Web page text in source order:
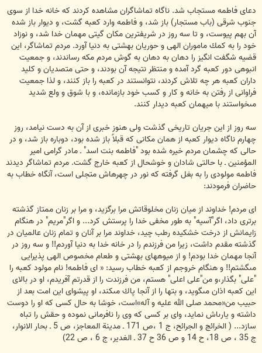
دعاى فاطمه مستجاب شد. ناگاه تماشاگران مشاهده كردند كه خانه خدا از سوى
جنوب شرقى (باب مستجار) باز شد، و فاطمه وارد كعبه گشت، و ديوار باز شده
آن بهم پيوست، و تا سه روز در شريفترين مكان گيتى مهمان خدا شد، و نوزاد
خود را به كمك ماموران الهى و حوريان بهشتى به دنيا آورد. مردم تماشاگر، اين
قضيه شگفت انگيز را دهان به دهان به گوش مردم مكه رساندند، و جمعيت
انبوهى دور كعبه گرد آمده و منتظر نتيجه آن بودند، و حتى متصديان و كليد
داران كعبه هر چه تلاش كردند، نتوانستند در كعبه را باز كنند، و لذا جمعيت
فراوانى از رفتن به خانه و كار و كسب خود بازمانده، و با شوق و ولع شديد
مى‏خواستند با ميهمان كعبه ديدار كنند.
سه روز از اين جريان تاريخى گذشت ولى هنوز خبرى از آن به دست نيامد، روز
چهارم ناگاه ديوار كعبه از همان مكانى كه قبلاً باز شده بود، دوباره باز شد، و در
حالى كه چشمان مردم خيره شده بود "فاطمه بنت اسد" ـ مادر گرامى امير
المؤمنين ـ با حالتى شادان و خوشحال از كعبه خارج گشت. مردم تماشاگر ديدند
فاطمه مولودى را به بغل گرفته كه نور در چهره‏اش متجلى است، آنگاه خطاب به
حاضران فرمودند:
اى مردم! خداوند از ميان زنان مخلوقاتش مرا برگزيد، و مرا بر زنان ممتاز گذشته
برترى داد، اگر"آسيه" به طور مخفى خدا را پرستش كرد... و اگر"مريم" در هنگام
زايمانش از درخت‏ خشكيده رطب چيد، خداوند مرا بر آنان و تمام زنان عالميان در
گذشته مقدم داشت، زيرا من فرزندم را در خانه ‏خدا به دنيا آوردم!! و سه روز در
آنجا مهمان خدا بودم! و از ميوه‏هاى بهشتى و طعام مخصوص الهى پذيرايى
مى‏گشتم!! و هنگام خروجم از كعبه خطاب رسيد: « اى فاطمه! نام مولود كعبه را
"على" بگذار،و من"على اعلى" هستم، من فرزندت را از قدرتم آفريدم، او در بالاى
اين كعبه اذان مى‏گويد، و بت‏ها را از آنجا پاك مى‏كند، او پيشواى اين امت ‏بعد از
حبيب من‏«محمد صلى الله عليه و آله‏»است، خوشا به حال كسى كه او را دوست
داشته و يارى‏اش نمايد، واى بر كسى كه وى را نافرمانى نموده و حقش را تباه
سازد... ( الخرائج و الجرائح، ج 1 ،ص 171 ـ مدينة المعاجز، ص 5 ـ بحار الانوار،
ج 35 ، ص 18، ح 14 و ص 36 ح 37 ـ الغدير، ج 6 ، ص 22)